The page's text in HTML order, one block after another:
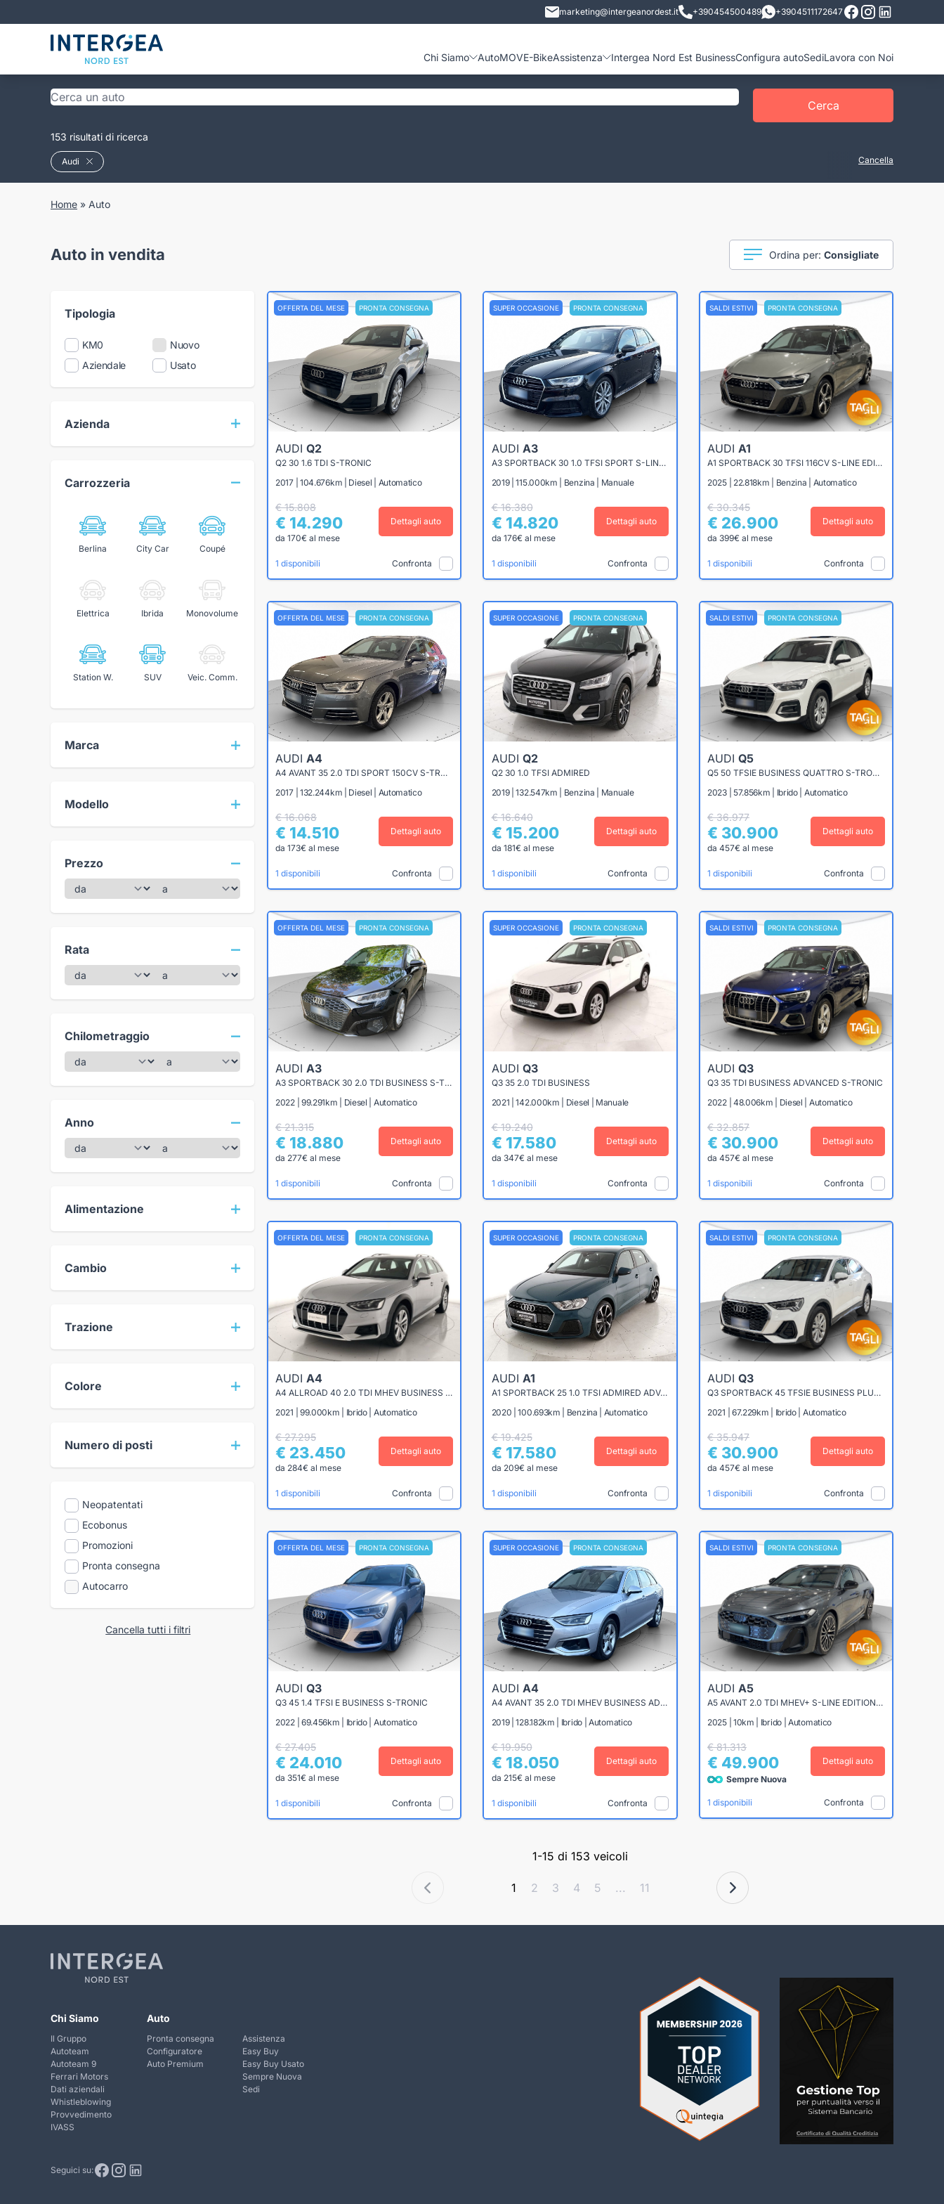
marketing@intergeanordest.it +390454500489 +3904511172647
Chi Siamo AutoMOVE-BikeAssistenza Intergea Nord Est BusinessConfigura autoSediLavora con Noi
Cerca
153 risultati di ricerca
Audi Cancella
Home » Auto
Auto in vendita Ordina per: Consigliate
Tipologia
KM0
Nuovo
Aziendale
Usato
Azienda
Carrozzeria
Berlina City Car Coupé
Elettrica Ibrida Monovolume
Station W. SUV Veic. Comm.
Marca
Modello
Prezzo
Rata
Chilometraggio
Anno
Alimentazione
Cambio
Trazione
Colore
Numero di posti
Neopatentati
Ecobonus
Promozioni
Pronta consegna
Autocarro
Cancella tutti i filtri
OFFERTA DEL MESE PRONTA CONSEGNA
AUDI Q2
Q2 30 1.6 TDI S-TRONIC
2017 | 104.676km | Diesel | Automatico
€ 15.808
€ 14.290
da 170€ al mese
Dettagli auto
1 disponibili Confronta
SUPER OCCASIONE PRONTA CONSEGNA
AUDI A3
A3 SPORTBACK 30 1.0 TFSI SPORT S-LINE EXT 116CV
2019 | 115.000km | Benzina | Manuale
€ 16.380
€ 14.820
da 176€ al mese
Dettagli auto
1 disponibili Confronta
SALDI ESTIVI PRONTA CONSEGNA
AUDI A1
A1 SPORTBACK 30 TFSI 116CV S-LINE EDITION S-TRONIC
2025 | 22.818km | Benzina | Automatico
€ 30.345
€ 26.900
da 399€ al mese
Dettagli auto
1 disponibili Confronta
OFFERTA DEL MESE PRONTA CONSEGNA
AUDI A4
A4 AVANT 35 2.0 TDI SPORT 150CV S-TRONIC
2017 | 132.244km | Diesel | Automatico
€ 16.068
€ 14.510
da 173€ al mese
Dettagli auto
1 disponibili Confronta
SUPER OCCASIONE PRONTA CONSEGNA
AUDI Q2
Q2 30 1.0 TFSI ADMIRED
2019 | 132.547km | Benzina | Manuale
€ 16.640
€ 15.200
da 181€ al mese
Dettagli auto
1 disponibili Confronta
SALDI ESTIVI PRONTA CONSEGNA
AUDI Q5
Q5 50 TFSIE BUSINESS QUATTRO S-TRONIC
2023 | 57.856km | Ibrido | Automatico
€ 36.977
€ 30.900
da 457€ al mese
Dettagli auto
1 disponibili Confronta
OFFERTA DEL MESE PRONTA CONSEGNA
AUDI A3
A3 SPORTBACK 30 2.0 TDI BUSINESS S-TRONIC
2022 | 99.291km | Diesel | Automatico
€ 21.315
€ 18.880
da 277€ al mese
Dettagli auto
1 disponibili Confronta
SUPER OCCASIONE PRONTA CONSEGNA
AUDI Q3
Q3 35 2.0 TDI BUSINESS
2021 | 142.000km | Diesel | Manuale
€ 19.240
€ 17.580
da 347€ al mese
Dettagli auto
1 disponibili Confronta
SALDI ESTIVI PRONTA CONSEGNA
AUDI Q3
Q3 35 TDI BUSINESS ADVANCED S-TRONIC
2022 | 48.006km | Diesel | Automatico
€ 32.857
€ 30.900
da 457€ al mese
Dettagli auto
1 disponibili Confronta
OFFERTA DEL MESE PRONTA CONSEGNA
AUDI A4
A4 ALLROAD 40 2.0 TDI MHEV BUSINESS EVOLUTION QUATTRO 204CV S-TRONIC
2021 | 99.000km | Ibrido | Automatico
€ 27.295
€ 23.450
da 284€ al mese
Dettagli auto
1 disponibili Confronta
SUPER OCCASIONE PRONTA CONSEGNA
AUDI A1
A1 SPORTBACK 25 1.0 TFSI ADMIRED ADVANCED S-TRONIC
2020 | 100.693km | Benzina | Automatico
€ 19.425
€ 17.580
da 209€ al mese
Dettagli auto
1 disponibili Confronta
SALDI ESTIVI PRONTA CONSEGNA
AUDI Q3
Q3 SPORTBACK 45 TFSIE BUSINESS PLUS S-TRONIC
2021 | 67.229km | Ibrido | Automatico
€ 35.947
€ 30.900
da 457€ al mese
Dettagli auto
1 disponibili Confronta
OFFERTA DEL MESE PRONTA CONSEGNA
AUDI Q3
Q3 45 1.4 TFSI E BUSINESS S-TRONIC
2022 | 69.456km | Ibrido | Automatico
€ 27.405
€ 24.010
da 351€ al mese
Dettagli auto
1 disponibili Confronta
SUPER OCCASIONE PRONTA CONSEGNA
AUDI A4
A4 AVANT 35 2.0 TDI MHEV BUSINESS ADVANCED 163CV S-TRONIC
2019 | 128.182km | Ibrido | Automatico
€ 19.950
€ 18.050
da 215€ al mese
Dettagli auto
1 disponibili Confronta
SALDI ESTIVI PRONTA CONSEGNA
AUDI A5
A5 AVANT 2.0 TDI MHEV+ S-LINE EDITION QUATTRO S-TRONIC
2025 | 10km | Ibrido | Automatico
€ 81.313
€ 49.900
Sempre Nuova
Dettagli auto
1 disponibili Confronta
1-15 di 153 veicoli
1 2 3 4 5 ... 11
Chi Siamo
Il Gruppo
Autoteam
Autoteam 9
Ferrari Motors
Dati aziendali
Whistleblowing
Provvedimento
IVASS
Auto
Pronta consegna
Configuratore
Auto Premium
Assistenza
Easy Buy
Easy Buy Usato
Sempre Nuova
Sedi
Seguici su: